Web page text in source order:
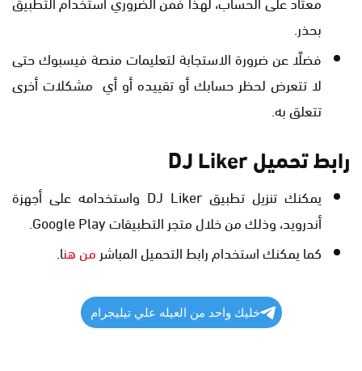
بحذر.
فضلًا عن ضرورة الاستجابة لتعليمات منصة فيسبوك حتى
لا تتعرض لحظر حسابك أو تقييده أو أي مشكلات أخرى
تتعلق به.
رابط تحميل DJ Liker
يمكنك تنزيل تطبيق DJ Liker واستخدامه على أجهزة
أندرويد، وذلك من خلال متجر التطبيقات Google Play.
كما يمكنك استخدام رابط التحميل المباشر من هنا.
خليك واحد من العيله علي تيليجرام